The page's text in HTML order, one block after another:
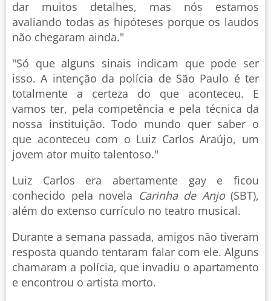
dar muitos detalhes, mas nós estamos
avaliando todas as hipóteses porque os laudos
não chegaram ainda."
"Só que alguns sinais indicam que pode ser
isso. A intenção da polícia de São Paulo é ter
totalmente a certeza do que aconteceu. E
vamos ter, pela competência e pela técnica da
nossa instituição. Todo mundo quer saber o
que aconteceu com o Luiz Carlos Araújo, um
jovem ator muito talentoso."
Luiz Carlos era abertamente gay e ficou
conhecido pela novela Carinha de Anjo(SBT),
além do extenso currículo no teatro musical.
Durante a semana passada, amigos não tiveram
resposta quando tentaram falar com ele. Alguns
chamaram a polícia, que invadiu o apartamento
e encontrou o artista morto.